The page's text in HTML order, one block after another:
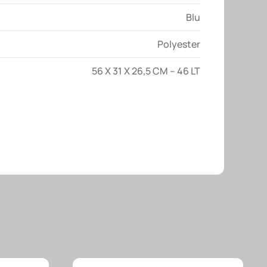
Blu
Polyester
56 X 31 X 26,5 CM – 46 LT